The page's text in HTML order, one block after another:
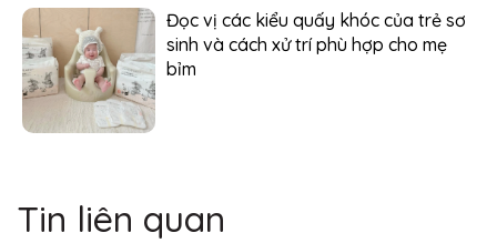
Đọc vị các kiểu quấy khóc của trẻ sơ
sinh và cách xử trí phù hợp cho mẹ
bỉm
Tin liên quan